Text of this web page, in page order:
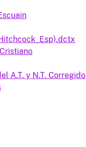
A.T. y N.T. Corregido